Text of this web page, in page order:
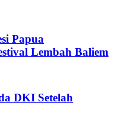
Papua
Lembah Baliem
DKI Setelah